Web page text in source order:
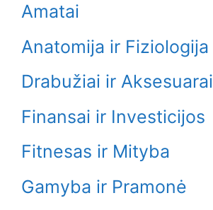
Amatai
Anatomija ir Fiziologija
Drabužiai ir Aksesuarai
Finansai ir Investicijos
Fitnesas ir Mityba
Gamyba ir Pramonė